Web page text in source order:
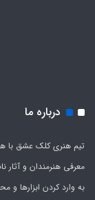
درباره ما
معرفی هنرمندان و آثار
به وارد کردن ابزارها